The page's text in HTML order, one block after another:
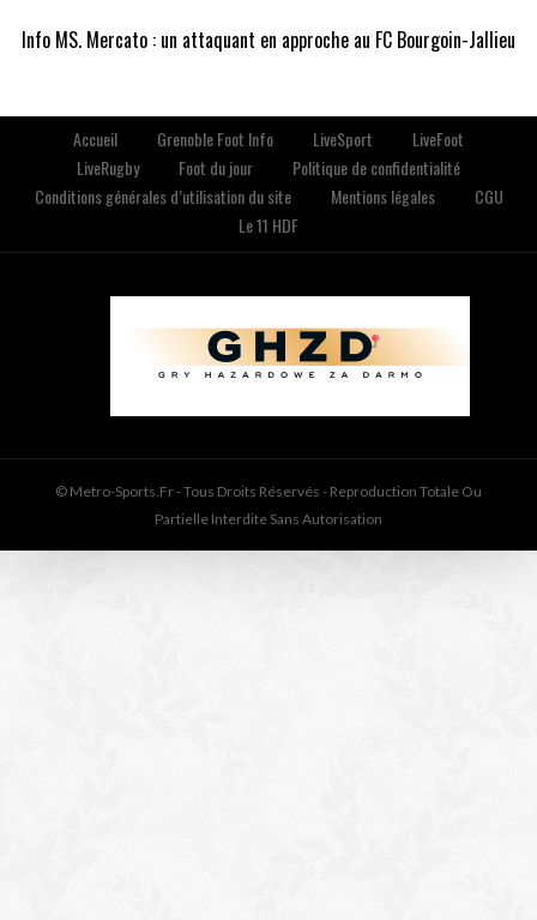
Info MS. Mercato : un attaquant en approche au FC Bourgoin-Jallieu
Accueil Grenoble Foot Info LiveSport
LiveFoot
LiveRugby
Foot du jour
Politique de confidentialité
Conditions générales d’utilisation du site
Mentions légales
CGU
Le 11 HDF
© Metro-Sports.fr - Tous Droits Réservés - Reproduction Totale Ou
Partielle Interdite Sans Autorisation